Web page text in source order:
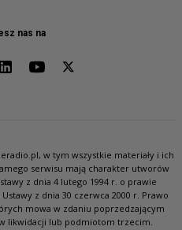
nas na
w tym wszystkie materiały i ich
serwisu mają charakter utworów
z dnia 4 lutego 1994 r. o prawie
z dnia 30 czerwca 2000 r. Prawo
mowa w zdaniu poprzedzającym
likwidacji lub podmiotom trzecim.